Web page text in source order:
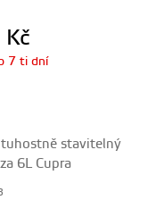
Kč
7 ti dní
tuhostně stavitelný
6L Cupra